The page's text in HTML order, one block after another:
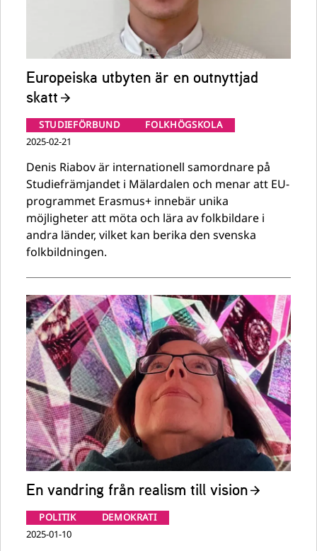
Europeiska utbyten är en outnyttjad
skatt
STUDIEFÖRBUND
FOLKHÖGSKOLA
2025-02-21
Denis Riabov är internationell samordnare på
Studiefrämjandet i Mälardalen och menar att EU-
programmet Erasmus+ innebär unika
möjligheter att möta och lära av folkbildare i
andra länder, vilket kan berika den svenska
folkbildningen.
En vandring från realism till vision
POLITIK
DEMOKRATI
2025-01-10